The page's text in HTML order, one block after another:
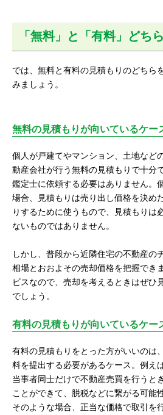
「無料」と「有料」どち
では、無料と有料の見積もりのどちら
みましょう。
無料の見積もりが向いているケー
個人が戸建てやマンション、土地など
動産会社が行う無料の見積もりで十分
鑑定士に依頼する必要はありません。
場合、見積もりは売り出し価格を決め
りするために使うもので、見積もりは
ないものではありません。
しかし、普段から近隣住宅の不動産の
相場とおおよその売却価格を把握でき
ビスなので、売却を考えるときはぜひ
でしょう。
有料の見積もりが向いているケー
有料の見積もりをとった方がいいのは
料を提出する必要があるケース。例え
当事者同士だけで不動産売買を行うと
ことができて、脱税などに繋がる可能
そのような場合、正当な価格で取引を